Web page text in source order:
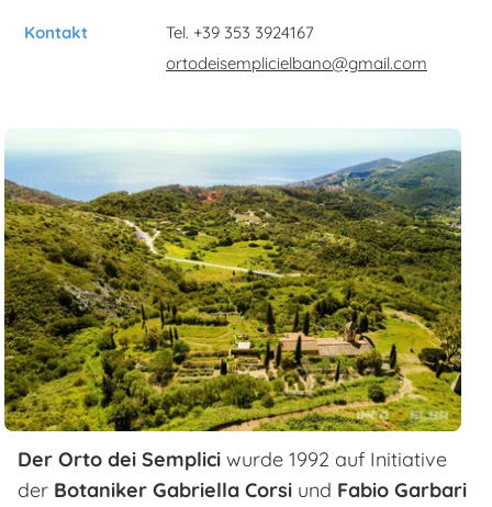
Kontakt
Tel. +39 353 3924167
ortodeisemplicielbano@gmail.com
Der Orto dei Semplici wurde 1992 auf Initiative
der Botaniker Gabriella Corsi und Fabio Garbari